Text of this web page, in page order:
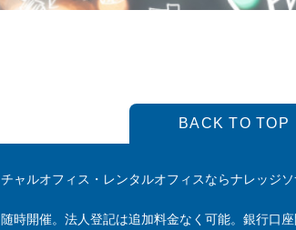
BACK TO TOP
ャルオフィス・レンタルオフィスならナレッジ
時開催。法人登記は追加料金なく可能。銀行口座